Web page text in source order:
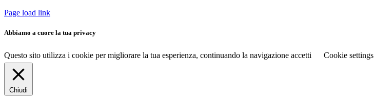
Page load link
Abbiamo a cuore la tua privacy
Questo sito utilizza i cookie per migliorare la tua esperienza, continuando la navigazione accetti Cookie settings
Chiudi